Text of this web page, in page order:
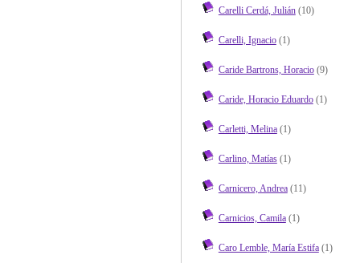
Carelli Cerdá, Julián(10)
Carelli, Ignacio(1)
Caride Bartrons, Horacio(9)
Caride, Horacio Eduardo(1)
Carletti, Melina(1)
Carlino, Matías(1)
Carnicero, Andrea(11)
Carnicios, Camila(1)
Caro Lemble, María Estifa(1)